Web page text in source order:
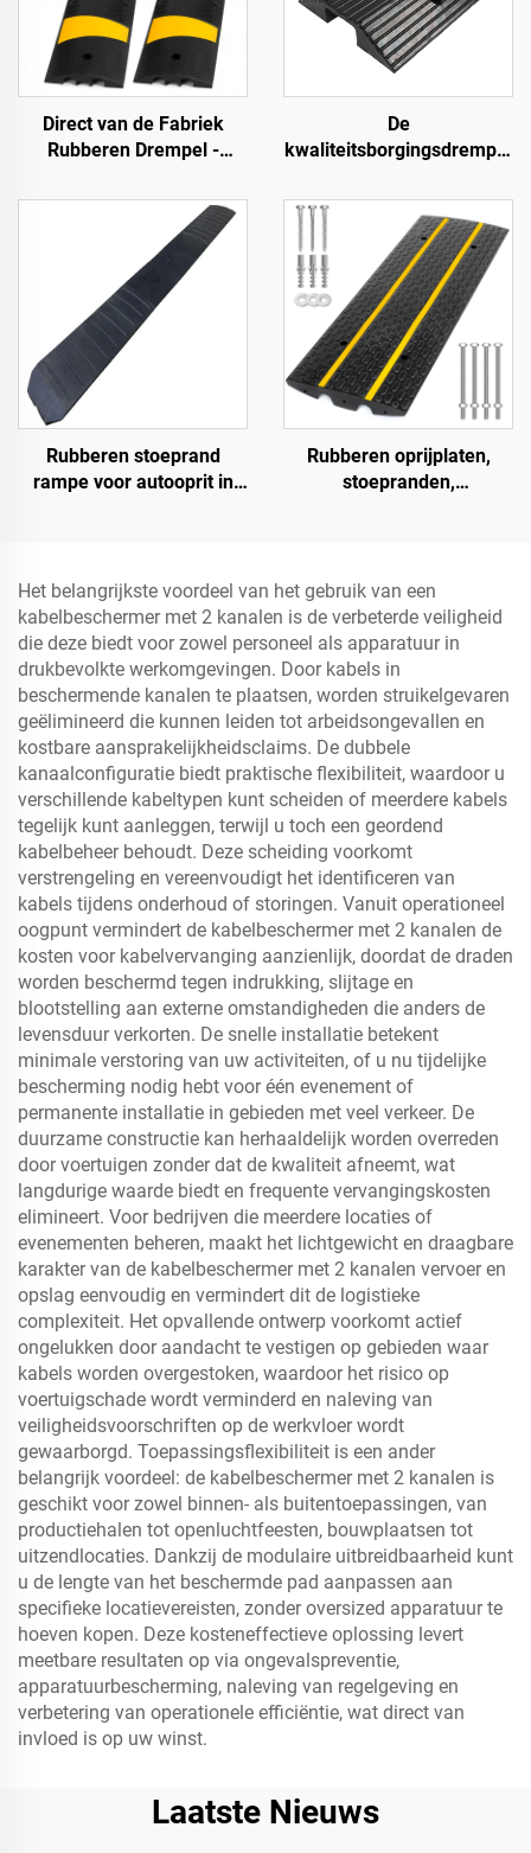
Direct van de Fabriek
Rubberen Drempel -
De
kwaliteitsborgingsdrempel
langs de weg
Rubberen stoeprand
rampe voor autooprit in
Rubberen oprijplaten,
stoepranden,
Het belangrijkste voordeel van het gebruik van een
kabelbeschermer met 2 kanalen is de verbeterde veiligheid
die deze biedt voor zowel personeel als apparatuur in
drukbevolkte werkomgevingen. Door kabels in
beschermende kanalen te plaatsen, worden struikelgevaren
geëlimineerd die kunnen leiden tot arbeidsongevallen en
kostbare aansprakelijkheidsclaims. De dubbele
kanaalconfiguratie biedt praktische flexibiliteit, waardoor u
verschillende kabeltypen kunt scheiden of meerdere kabels
tegelijk kunt aanleggen, terwijl u toch een geordend
kabelbeheer behoudt. Deze scheiding voorkomt
verstrengeling en vereenvoudigt het identificeren van
kabels tijdens onderhoud of storingen. Vanuit operationeel
oogpunt vermindert de kabelbeschermer met 2 kanalen de
kosten voor kabelvervanging aanzienlijk, doordat de draden
worden beschermd tegen indrukking, slijtage en
blootstelling aan externe omstandigheden die anders de
levensduur verkorten. De snelle installatie betekent
minimale verstoring van uw activiteiten, of u nu tijdelijke
bescherming nodig hebt voor één evenement of
permanente installatie in gebieden met veel verkeer. De
duurzame constructie kan herhaaldelijk worden overreden
door voertuigen zonder dat de kwaliteit afneemt, wat
langdurige waarde biedt en frequente vervangingskosten
elimineert. Voor bedrijven die meerdere locaties of
evenementen beheren, maakt het lichtgewicht en draagbare
karakter van de kabelbeschermer met 2 kanalen vervoer en
opslag eenvoudig en vermindert dit de logistieke
complexiteit. Het opvallende ontwerp voorkomt actief
ongelukken door aandacht te vestigen op gebieden waar
kabels worden overgestoken, waardoor het risico op
voertuigschade wordt verminderd en naleving van
veiligheidsvoorschriften op de werkvloer wordt
gewaarborgd. Toepassingsflexibiliteit is een ander
belangrijk voordeel: de kabelbeschermer met 2 kanalen is
geschikt voor zowel binnen- als buitentoepassingen, van
productiehalen tot openluchtfeesten, bouwplaatsen tot
uitzendlocaties. Dankzij de modulaire uitbreidbaarheid kunt
u de lengte van het beschermde pad aanpassen aan
specifieke locatievereisten, zonder oversized apparatuur te
hoeven kopen. Deze kosteneffectieve oplossing levert
meetbare resultaten op via ongevalspreventie,
apparatuurbescherming, naleving van regelgeving en
verbetering van operationele efficiëntie, wat direct van
invloed is op uw winst.
Laatste Nieuws